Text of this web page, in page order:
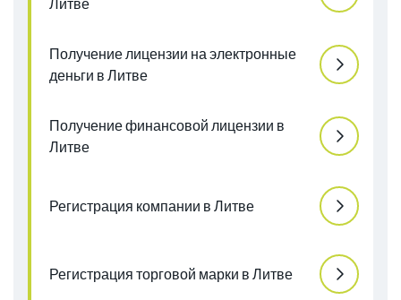
Получение лицензии на электронные
деньги в Литве
Получение финансовой лицензии в
Литве
Регистрация компании в Литве
Регистрация торговой марки в Литве